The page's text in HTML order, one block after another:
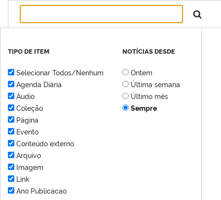
TIPO DE ITEM
Selecionar Todos/Nenhum
Agenda Diária
Áudio
Coleção
Página
Evento
Conteúdo externo
Arquivo
Imagem
Link
Ano Publicacao
NOTÍCIAS DESDE
Ontem
Última semana
Último mês
Sempre